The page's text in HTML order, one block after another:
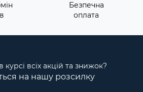
Безпечна
оплата
курсі всіх акцій та знижок?
на нашу розсилку